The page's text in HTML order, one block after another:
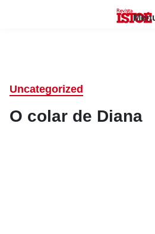
Uncategorized
O colar de Diana